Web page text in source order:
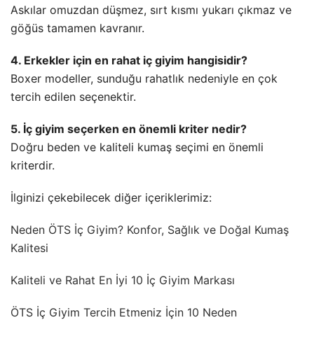
Askılar omuzdan düşmez, sırt kısmı yukarı çıkmaz ve
göğüs tamamen kavranır.
4. Erkekler için en rahat iç giyim hangisidir?
Boxer modeller, sunduğu rahatlık nedeniyle en çok
tercih edilen seçenektir.
5. İç giyim seçerken en önemli kriter nedir?
Doğru beden ve kaliteli kumaş seçimi en önemli
kriterdir.
İlginizi çekebilecek diğer içeriklerimiz:
Neden ÖTS İç Giyim? Konfor, Sağlık ve Doğal Kumaş
Kalitesi
Kaliteli ve Rahat En İyi 10 İç Giyim Markası
ÖTS İç Giyim Tercih Etmeniz İçin 10 Neden